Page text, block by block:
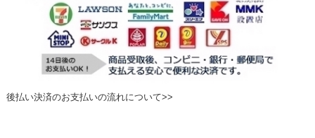
後払い決済のお支払いの流れについて>>